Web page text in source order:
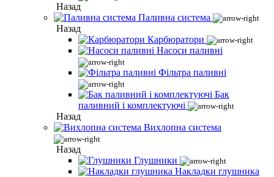
Назад
Паливна система
Назад
Карбюратори
Насоси паливні
Фільтра паливні
Бак
паливний і комплектуючі
Назад
Вихлопна система
Назад
Глушники
Накладки глушника